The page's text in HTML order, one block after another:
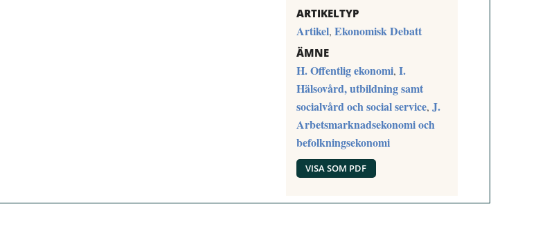
ARTIKELTYP
Artikel, Ekonomisk Debatt
ÄMNE
H. Offentlig ekonomi, I.
Hälsovård, utbildning samt
socialvård och social service, J.
Arbetsmarknadsekonomi och
befolkningsekonomi
VISA SOM PDF